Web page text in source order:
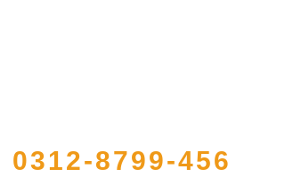
0312-8799-456